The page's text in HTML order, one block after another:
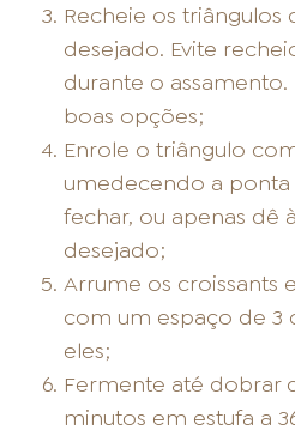
Recheie os triângulos
desejado. Evite
durante o assamento.
boas opções;
Enrole o triângulo
umedecendo a
fechar, ou apenas dê
desejado;
Arrume os croissants
com um espaço de 3
eles;
Fermente até dobrar
minutos em estufa a